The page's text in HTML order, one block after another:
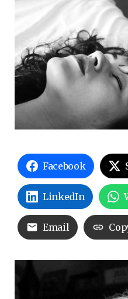
Facebook
LinkedIn
Email